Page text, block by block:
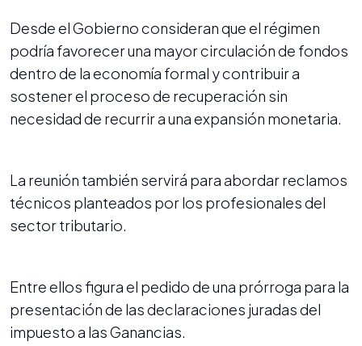
Desde el Gobierno consideran que el régimen
podría favorecer una mayor circulación de fondos
dentro de la economía formal y contribuir a
sostener el proceso de recuperación sin
necesidad de recurrir a una expansión monetaria.
La reunión también servirá para abordar reclamos
técnicos planteados por los profesionales del
sector tributario.
Entre ellos figura el pedido de una prórroga para la
presentación de las declaraciones juradas del
impuesto a las Ganancias.